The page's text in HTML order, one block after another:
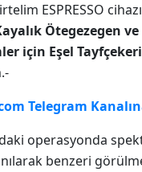
ESPRESSO
Ötegezegen
için Eşel
Telegram
operasyonda
benzeri